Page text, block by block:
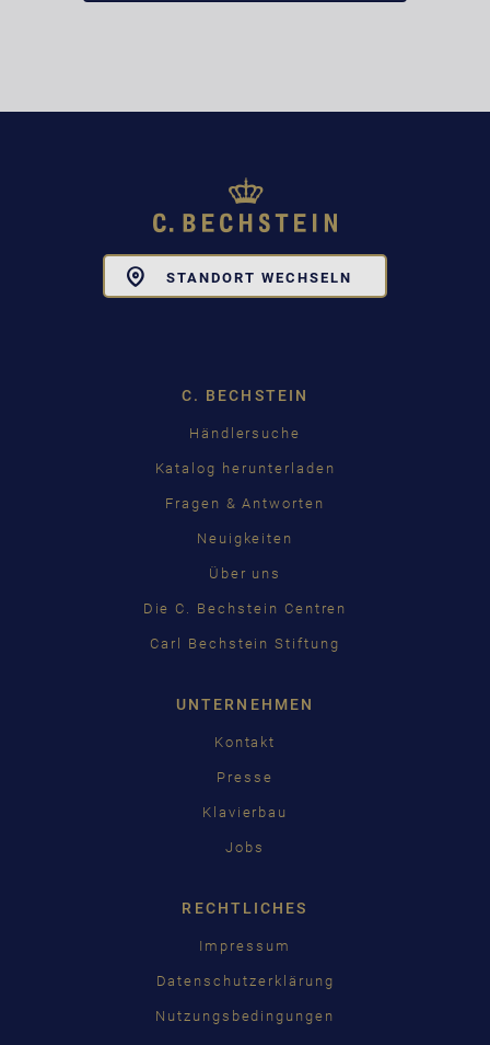
STANDORT WECHSELN
C. BECHSTEIN
Händlersuche
Katalog herunterladen
Fragen & Antworten
Neuigkeiten
Über uns
Die C. Bechstein Centren
Carl Bechstein Stiftung
UNTERNEHMEN
Kontakt
Presse
Klavierbau
Jobs
RECHTLICHES
Impressum
Datenschutzerklärung
Nutzungsbedingungen